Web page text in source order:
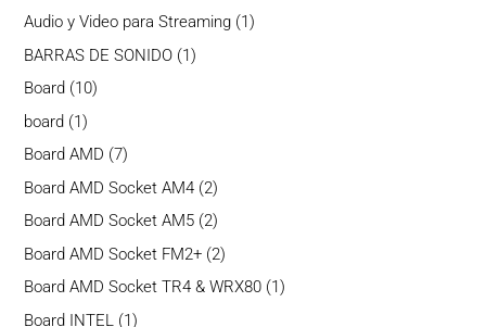
productos
Audio y Video para Streaming 1 1
BARRAS DE SONIDO 11
Board 1010
board 11
producto
Board AMD 77
productos
Board AMD Socket AM4 22
productos
Board AMD Socket AM5 22
productos
Board AMD Socket FM2+ 22
productos
Board AMD Socket TR4 & WRX80 1 1
Board INTEL 11